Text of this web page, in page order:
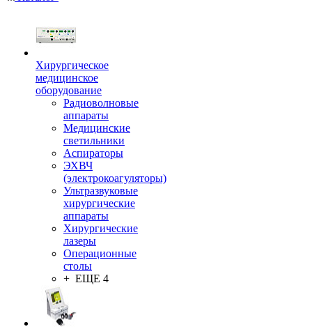
Хирургическое
медицинское
оборудование
Радиоволновые
аппараты
Медицинские
светильники
Аспираторы
ЭХВЧ
(электрокоагуляторы)
Ультразвуковые
хирургические
аппараты
Хирургические
лазеры
Операционные
столы
+ ЕЩЕ 4